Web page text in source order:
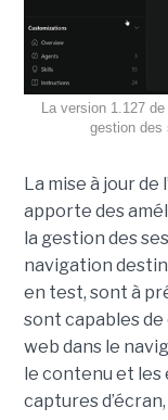
La version 1.127
gestion des
La mise à jour de
apporte des
la gestion des
navigation
en test, sont à
sont capables
web dans le
le contenu et les
captures